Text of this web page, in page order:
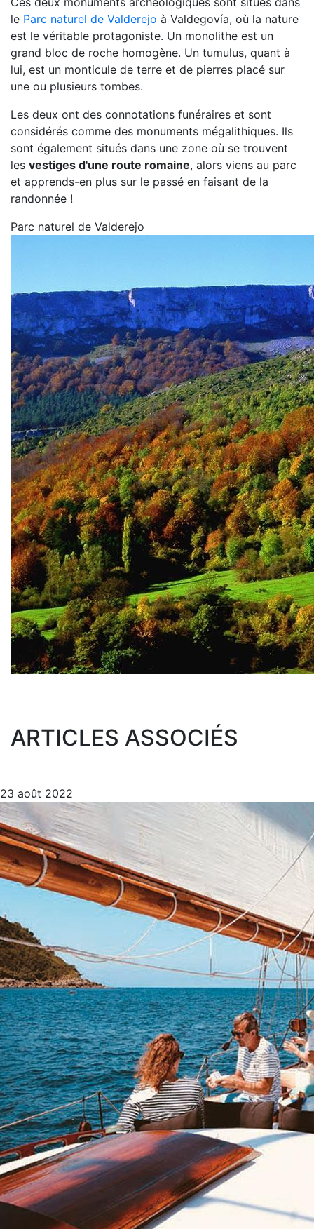
le Parc naturel de Valderejo à Valdegovía, où la nature
est le véritable protagoniste. Un monolithe est un
grand bloc de roche homogène. Un tumulus, quant à
lui, est un monticule de terre et de pierres placé sur
une ou plusieurs tombes.
Les deux ont des connotations funéraires et sont
considérés comme des monuments mégalithiques. Ils
sont également situés dans une zone où se trouvent
les vestiges d'une route romaine, alors viens au parc
et apprends-en plus sur le passé en faisant de la
randonnée !
Parc naturel de Valderejo
ARTICLES ASSOCIÉS
23 août 2022